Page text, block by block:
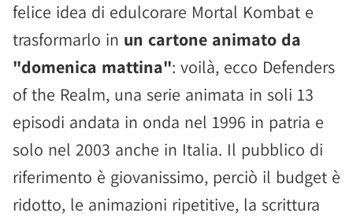
felice idea di edulcorare Mortal Kombat e
trasformarlo in un cartone animato da
"domenica mattina": voilà, ecco Defenders
of the Realm, una serie animata in soli 13
episodi andata in onda nel 1996 in patria e
solo nel 2003 anche in Italia. Il pubblico di
riferimento è giovanissimo, perciò il budget è
ridotto, le animazioni ripetitive, la scrittura